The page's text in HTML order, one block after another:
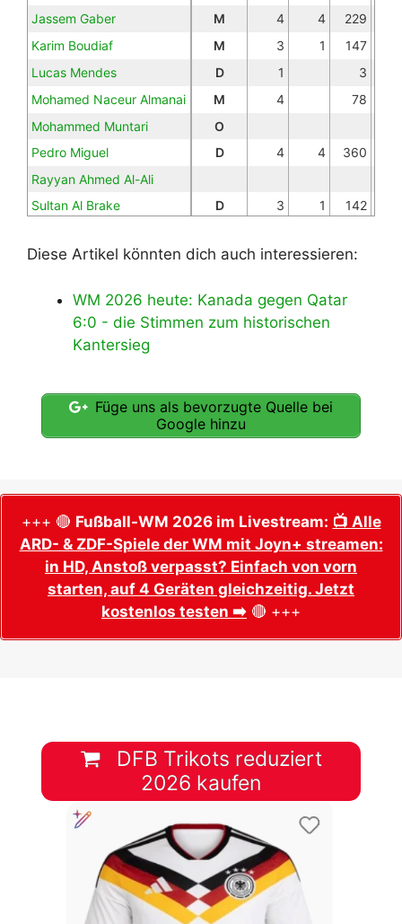
Jassem Gaber M 4 4
229
Karim Boudiaf
M 3 1
147
Lucas Mendes
D 1
3
Mohamed Naceur Almanai
M 4
78
Mohammed Muntari
O
Pedro Miguel
D 4 4
360
Rayyan Ahmed Al-Ali
Sultan Al Brake
D 3 1
142
Yusuf Abdurisag
O 3 3 159
Diese Artikel könnten dich auch interessieren:
WM 2026 heute: Kanada gegen Qatar
6:0 - die Stimmen zum historischen
Kantersieg
Füge uns als bevorzugte Quelle bei
Google hinzu
+++ 🔴 Fußball-WM 2026 im Livestream: 📺 Alle
ARD- & ZDF-Spiele der WM mit Joyn+ streamen:
in HD, Anstoß verpasst? Einfach von vorn
starten, auf 4 Geräten gleichzeitig. Jetzt
kostenlos testen ➡️ 🔴 +++
DFB Trikots reduziert
2026 kaufen